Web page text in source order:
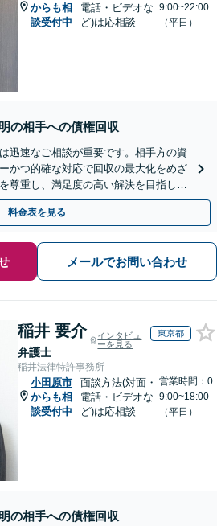
からも相
談受付中
電話・ビデオな
ど)は応相談
9:00~22:00
（平日）
の相手への債権回収
迅速なご相談が重要です。相手方の資
かつ的確な対応で回収の最大化をめざ
尊重し、満足度の高い解決を目指しま
料金表を見る
メールでお問い合わせ
稲井 要介
弁護士
インタビュ
ーを見る
東京都
稲井法律特許事務所
小田原市
からも相
談受付中
面談方法(対面・
電話・ビデオな
ど)は応相談
営業時間：0
9:00~18:00
（平日）
の相手への債権回収